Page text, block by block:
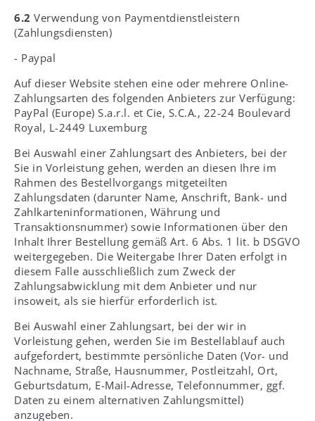
6.2 Verwendung von Paymentdienstleistern
(Zahlungsdiensten)
- Paypal
Auf dieser Website stehen eine oder mehrere Online-
Zahlungsarten des folgenden Anbieters zur Verfügung:
PayPal (Europe) S.a.r.l. et Cie, S.C.A., 22-24 Boulevard
Royal, L-2449 Luxemburg
Bei Auswahl einer Zahlungsart des Anbieters, bei der
Sie in Vorleistung gehen, werden an diesen Ihre im
Rahmen des Bestellvorgangs mitgeteilten
Zahlungsdaten (darunter Name, Anschrift, Bank- und
Zahlkarteninformationen, Währung und
Transaktionsnummer) sowie Informationen über den
Inhalt Ihrer Bestellung gemäß Art. 6 Abs. 1 lit. b DSGVO
weitergegeben. Die Weitergabe Ihrer Daten erfolgt in
diesem Falle ausschließlich zum Zweck der
Zahlungsabwicklung mit dem Anbieter und nur
insoweit, als sie hierfür erforderlich ist.
Bei Auswahl einer Zahlungsart, bei der wir in
Vorleistung gehen, werden Sie im Bestellablauf auch
aufgefordert, bestimmte persönliche Daten (Vor- und
Nachname, Straße, Hausnummer, Postleitzahl, Ort,
Geburtsdatum, E-Mail-Adresse, Telefonnummer, ggf.
Daten zu einem alternativen Zahlungsmittel)
anzugeben.